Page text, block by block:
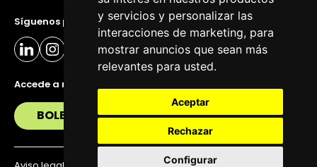
y servicios y personalizar las
interacciones de marketing, para
mostrar anuncios que sean más
relevantes para usted.
Aceptar
Rechazar
Configurar
Síguenos para estar al día
Accede a nuestra newsletter
BOLETÍN